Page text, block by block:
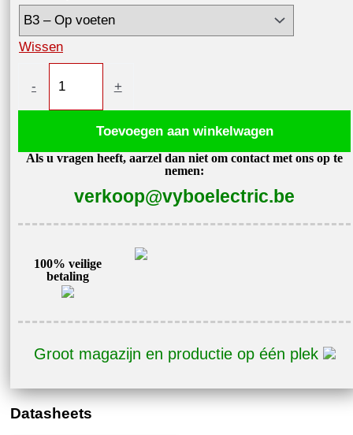
Wissen
-
1,1kW
400V
aantal
+
Toevoegen aan winkelwagen
Als u vragen heeft, aarzel dan niet om contact met ons op te
nemen:
verkoop@vyboelectric.be
100% veilige
betaling
Groot magazijn en productie op één plek
Datasheets